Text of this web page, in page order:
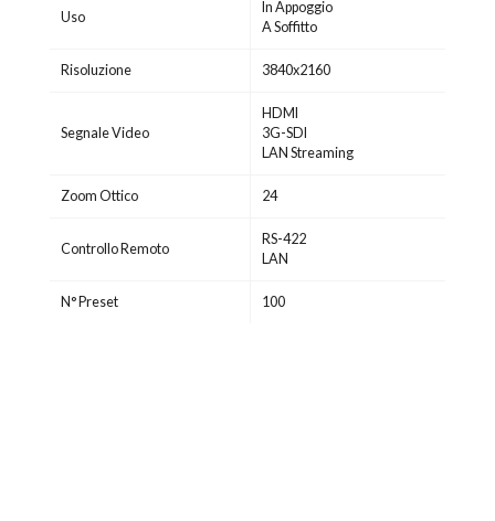
Uso
In Appoggio
A Soffitto
Risoluzione 3840x2160
Segnale Video
HDMI
3G-SDI
LAN Streaming
Zoom Ottico 24
Controllo Remoto
RS-422
LAN
N° Preset 100